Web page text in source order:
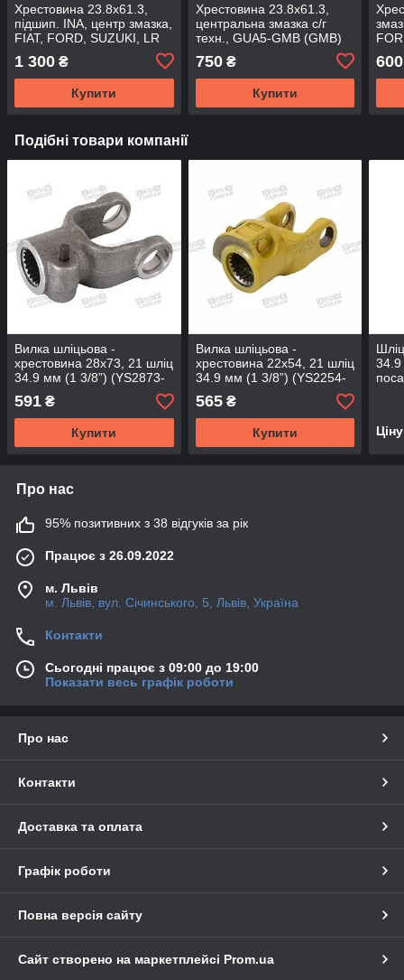
Хрестовина 23.8x61.3,
підшип. INA, центр змазка,
FIAT, FORD, SUZUKI, LR
(FBC)
1 300 ₴
Купити
Хрестовина 23.8x61.3,
центральна змазка с/г
техн., GUA5-GMB (GMB)
750₴
Купити
600
Подібні товари компанії
Вилка шліцьова -
хрестовина 28х73, 21 шліц
34.9 мм (1 3/8”) (YS2873-
21)
591 ₴
Купити
Вилка шліцьова -
хрестовина 22х54, 21 шліц
34.9 мм (1 3/8”) (YS2254-
21)
565₴
Купити
34.9
Про нас
95% позитивних з 38 відгуків за рік
Працює з 26.09.2022
м. Львів
м. Львів, вул. Січинського, 5, Львів, Україна
Контакти
Сьогодні працює з 09:00 до 19:00
Показати весь графік роботи
Про нас
Контакти
Доставка та оплата
Графік роботи
Повна версія сайту
Сайт створено на маркетплейсі Prom.ua